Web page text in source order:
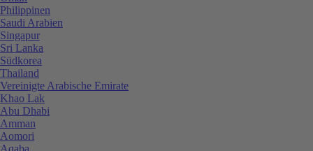
Philippinen
Saudi Arabien
Singapur
Sri Lanka
Südkorea
Thailand
Vereinigte Arabische Emirate
Khao Lak
Abu Dhabi
Amman
Aomori
Aqaba